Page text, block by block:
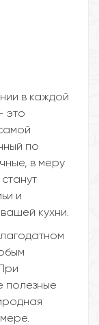
в каждой
это
по
в меру
и
кухни.
полезные